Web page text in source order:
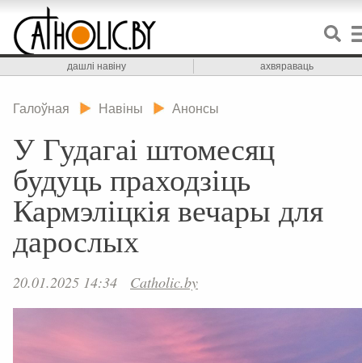
дашлі навіну ахвяраваць
Галоўная Навіны Анонсы
У Гудагаі штомесяц
будуць праходзіць
Кармэліцкія вечары для
дарослых
20.01.2025 14:34 Catholic.by